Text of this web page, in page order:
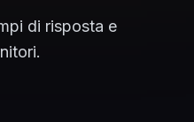
di risposta e